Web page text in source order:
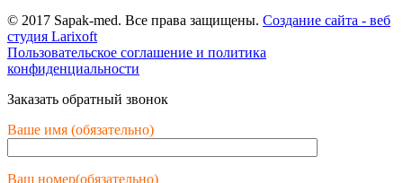
© 2017 Sapak-med. Все права защищены. Создание сайта - веб
студия Larixoft
Пользовательское соглашение и политика
конфиденциальности
Заказать обратный звонок
Ваше имя (обязательно)
Ваш номер(обязательно)